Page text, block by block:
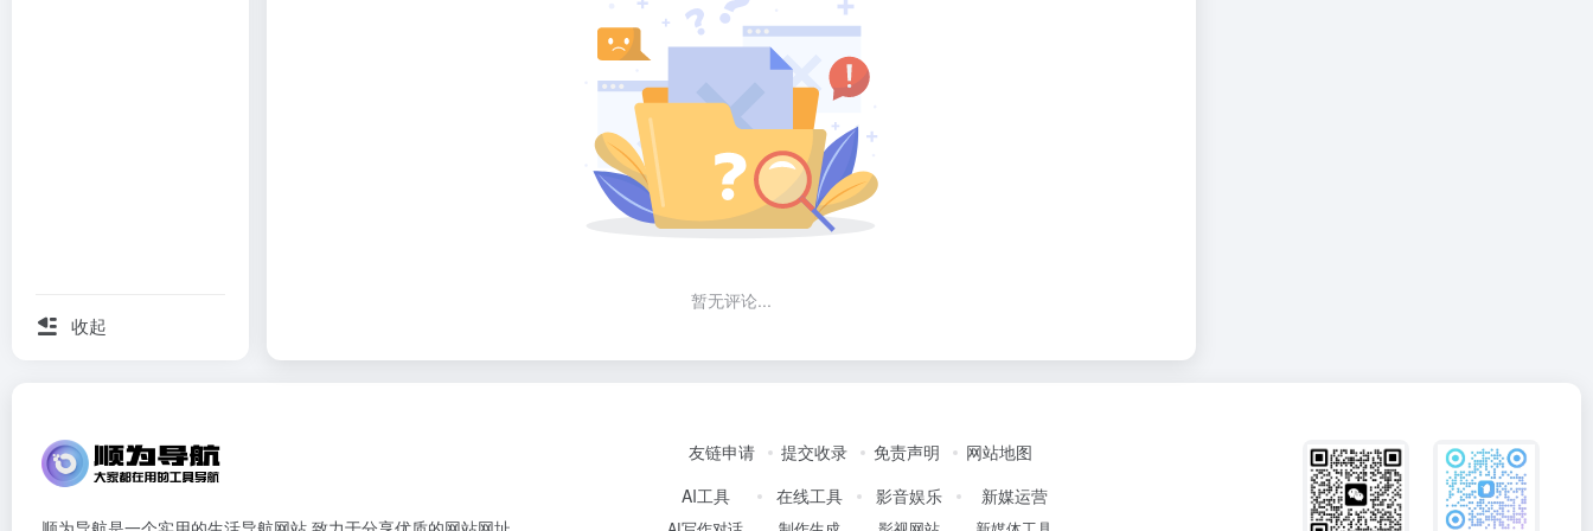
收起
暂无评论...
友链申请 提交收录 免责声明
网站地图
AI工具
在线工具 影音娱乐 新媒运营